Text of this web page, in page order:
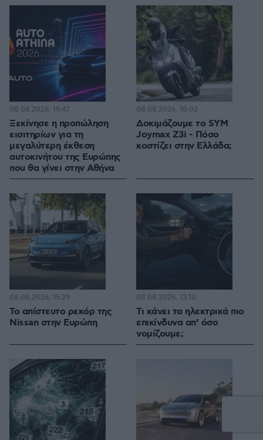
Ξεκίνησε η προπώληση
εισιτηρίων για τη
μεγαλύτερη έκθεση
αυτοκινήτου της Ευρώπης
που θα γίνει στην Αθήνα
08.08.2026, 19:47
Δοκιμάζουμε το SYM
Joymax Z3i - Πόσο
κοστίζει στην Ελλάδα;
08.08.2026, 18:02
Το απίστευτο ρεκόρ της
Nissan στην Ευρώπη
08.08.2026, 15:29
Τι κάνει τα ηλεκτρικά πιο
επικίνδυνα απ’ όσο
νομίζουμε;
08.08.2026, 13:10